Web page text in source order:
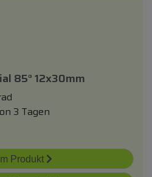
85° 12x30mm
3 Tagen
Produkt